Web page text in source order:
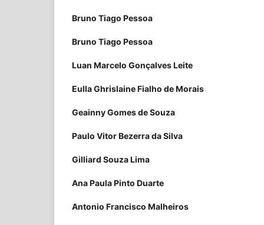
Bruno Tiago Pessoa
Bruno Tiago Pessoa
Luan Marcelo Gonçalves Leite
Eulla Ghrislaine Fialho de Morais
Geainny Gomes de Souza
Paulo Vitor Bezerra da Silva
Gilliard Souza Lima
Ana Paula Pinto Duarte
Antonio Francisco Malheiros